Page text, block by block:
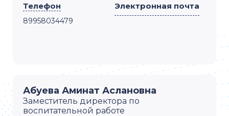
Телефон
89958034479
Электронная почта
Абуева Аминат Аслановна
Заместитель директора по
воспитательной работе